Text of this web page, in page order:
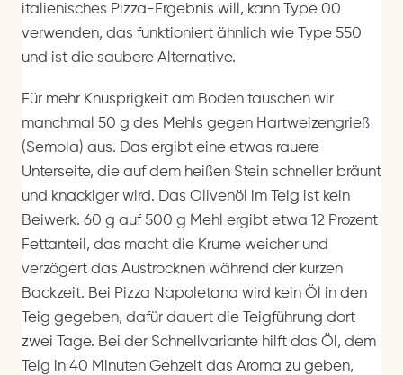
italienisches Pizza-Ergebnis will, kann Type 00
verwenden, das funktioniert ähnlich wie Type 550
und ist die saubere Alternative.
Für mehr Knusprigkeit am Boden tauschen wir
manchmal 50 g des Mehls gegen Hartweizengrieß
(Semola) aus. Das ergibt eine etwas rauere
Unterseite, die auf dem heißen Stein schneller bräunt
und knackiger wird. Das Olivenöl im Teig ist kein
Beiwerk. 60 g auf 500 g Mehl ergibt etwa 12 Prozent
Fettanteil, das macht die Krume weicher und
verzögert das Austrocknen während der kurzen
Backzeit. Bei Pizza Napoletana wird kein Öl in den
Teig gegeben, dafür dauert die Teigführung dort
zwei Tage. Bei der Schnellvariante hilft das Öl, dem
Teig in 40 Minuten Gehzeit das Aroma zu geben,